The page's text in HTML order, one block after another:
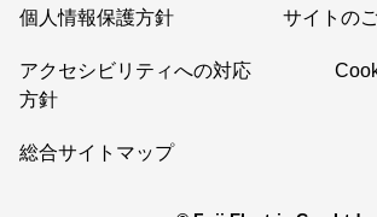
個人情報保護方針 サイトの
アクセシビリティへの対応
方針
総合サイトマップ